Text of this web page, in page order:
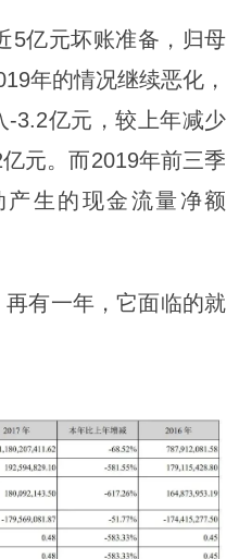
5亿元坏账准备，归母
年的情况继续恶化，
-3.2亿元，较上年减少
元。而2019年前三季
生的现金流量净额
有一年，它面临的就